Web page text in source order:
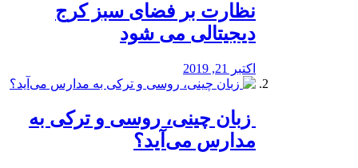
نظارت بر فضای سبز کرج
دیجیتالی می شود
اکتبر 21, 2019
️ زبان چینی، روسی و ترکی به
مدارس می‌آید؟